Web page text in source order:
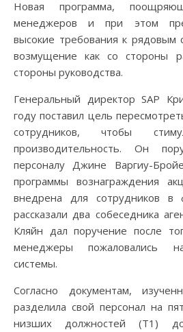
Новая программа,
менеджеров и при этом
высокие требования к рядовым
возмущение как со стороны
стороны руководства.
Генеральный директор SAP
году поставил цель
сотрудников, чтобы
производительность. Он
персоналу Джине Варгиу-
программы вознаграждения
внедрена для сотрудников в
рассказали два собеседника
Кляйн дал поручение после
менеджеры пожаловались
системы.
Согласно документам,
разделила свой персонал на
низших должностей (Т1)